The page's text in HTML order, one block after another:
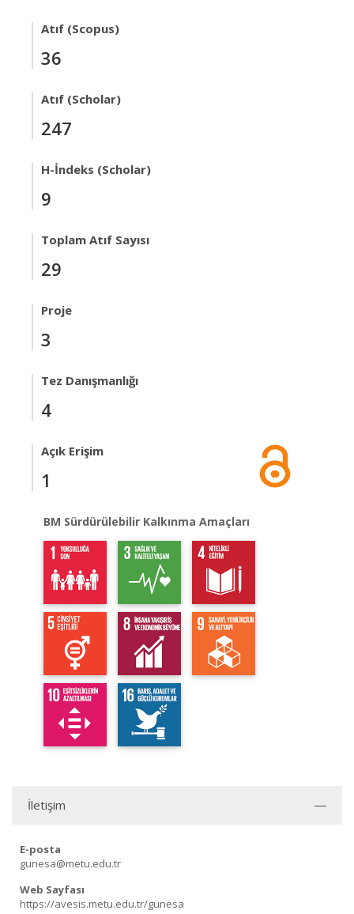
Atıf (Scopus)
36
Atıf (Scholar)
247
H-İndeks (Scholar)
9
Toplam Atıf Sayısı
29
Proje
3
Tez Danışmanlığı
4
Açık Erişim
1
BM Sürdürülebilir Kalkınma Amaçları
İletişim
E-posta
gunesa@metu.edu.tr
Web Sayfası
https://avesis.metu.edu.tr/gunesa